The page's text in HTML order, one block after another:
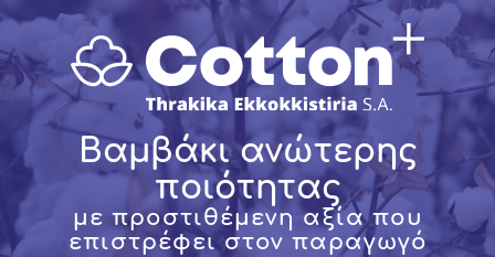
Βαμβάκι ανώτερης
ποιότητας
με προστιθέμενη αξία που
επιστρέφει στον παραγωγό